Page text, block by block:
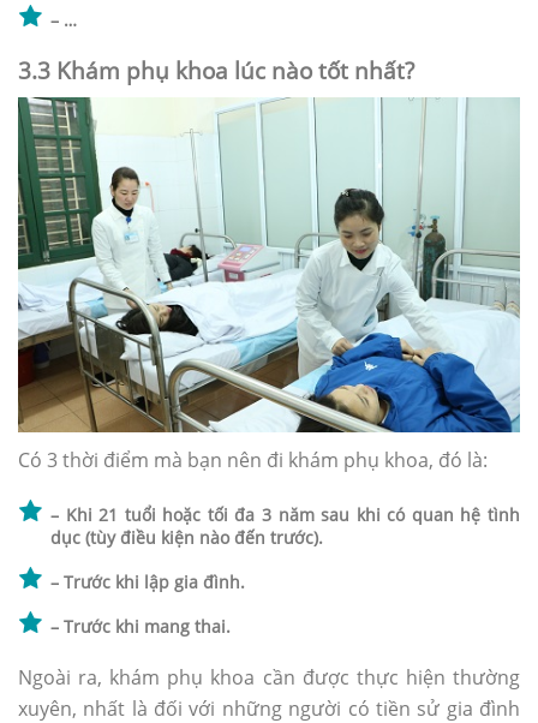
– …
3.3 Khám phụ khoa lúc nào tốt nhất?
Có 3 thời điểm mà bạn nên đi khám phụ khoa, đó là:
– Khi 21 tuổi hoặc tối đa 3 năm sau khi có quan hệ tình
dục (tùy điều kiện nào đến trước).
– Trước khi lập gia đình.
– Trước khi mang thai.
Ngoài ra, khám phụ khoa cần được thực hiện thường
xuyên, nhất là đối với những người có tiền sử gia đình